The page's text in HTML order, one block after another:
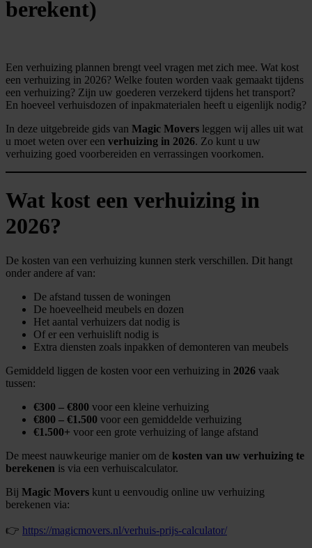
berekent)
Een verhuizing plannen brengt veel vragen met zich mee. Wat kost
een verhuizing in 2026? Welke fouten worden vaak gemaakt tijdens
een verhuizing? Zijn uw goederen verzekerd tijdens het transport?
En hoeveel verhuisdozen of inpakmaterialen heeft u eigenlijk nodig?
In deze uitgebreide gids van Magic Movers leggen wij alles uit wat
u moet weten over een verhuizing in 2026. Zo kunt u uw
verhuizing goed voorbereiden en verrassingen voorkomen.
Wat kost een verhuizing in
2026?
De kosten van een verhuizing kunnen sterk verschillen. Dit hangt
onder andere af van:
De afstand tussen de woningen
De hoeveelheid meubels en dozen
Het aantal verhuizers dat nodig is
Of er een verhuislift nodig is
Extra diensten zoals inpakken of demonteren van meubels
Gemiddeld liggen de kosten voor een verhuizing in 2026 vaak
tussen:
€300 – €800 voor een kleine verhuizing
€800 – €1.500 voor een gemiddelde verhuizing
€1.500+ voor een grote verhuizing of lange afstand
De meest nauwkeurige manier om de kosten van uw verhuizing te
berekenen is via een verhuiscalculator.
Bij Magic Movers kunt u eenvoudig online uw verhuizing
berekenen via:
👉 https://magicmovers.nl/verhuis-prijs-calculator/